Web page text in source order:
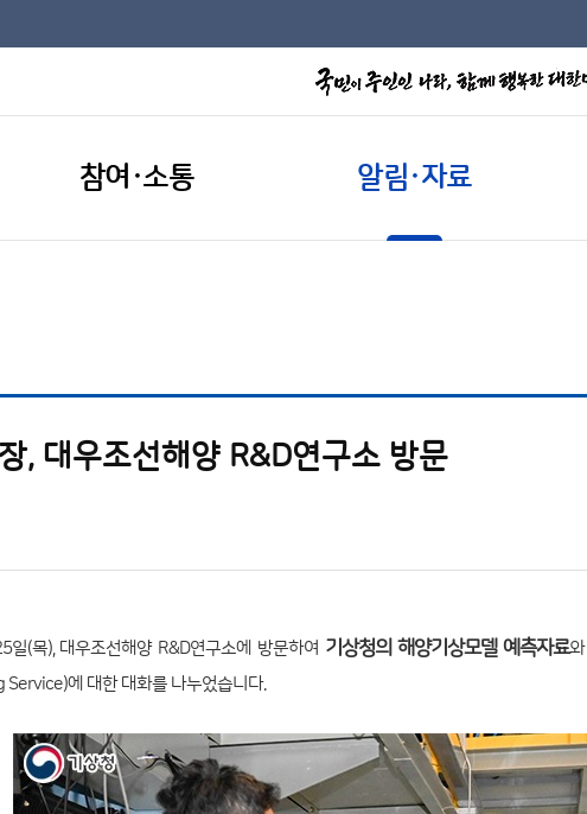
참여·소통 알림·자료
, 대우조선해양 R&D연구소 방문
(목), 대우조선해양 R&D연구소에 방문하여 기상청의 해양기상모델 예측자료와
에 대한 대화를 나누었습니다.